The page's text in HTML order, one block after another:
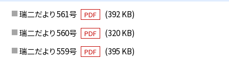
瑞二だより 561号 PDF
(392 KB)
瑞二だより 560号
PDF
(320 KB)
瑞二だより 559号
PDF (395 KB)